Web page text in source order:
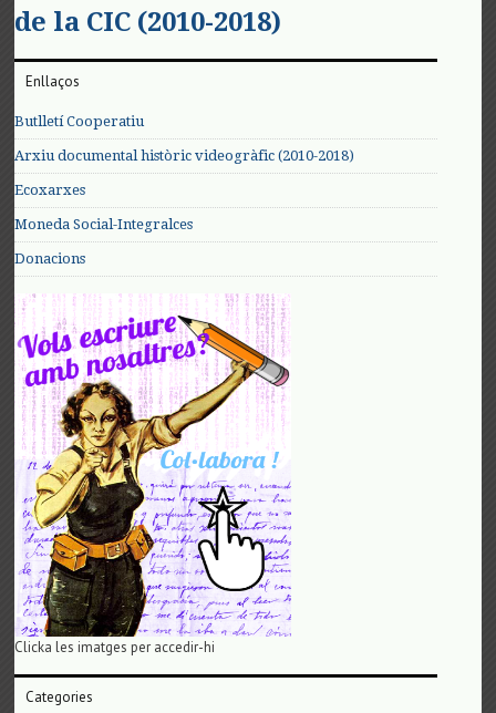
de la CIC (2010-2018)
Enllaços
Butlletí Cooperatiu
Arxiu documental històric videogràfic (2010-2018)
Ecoxarxes
Moneda Social-Integralces
Donacions
Clicka les imatges per accedir-hi
Categories